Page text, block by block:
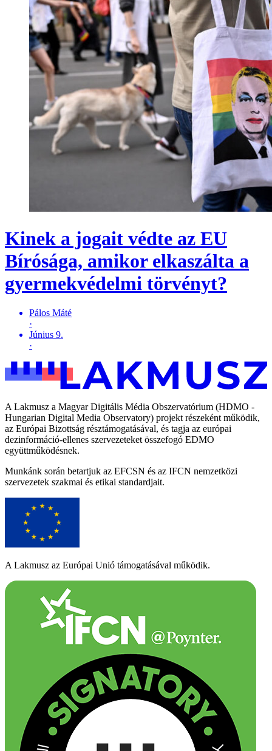
Kinek a jogait védte az EU
Bírósága, amikor elkaszálta a
gyermekvédelmi törvényt?
Pálos Máté
·
Június 9.
·
A Lakmusz a Magyar Digitális Média Obszervatórium (HDMO -
Hungarian Digital Media Observatory) projekt részeként működik,
az Európai Bizottság résztámogatásával, és tagja az európai
dezinformáció-ellenes szervezeteket összefogó EDMO
együttműködésnek.
Munkánk során betartjuk az EFCSN és az IFCN nemzetközi
szervezetek szakmai és etikai standardjait.
A Lakmusz az Európai Unió támogatásával működik.